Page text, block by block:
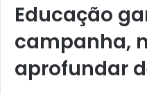
Educação
campanha,
aprofundar